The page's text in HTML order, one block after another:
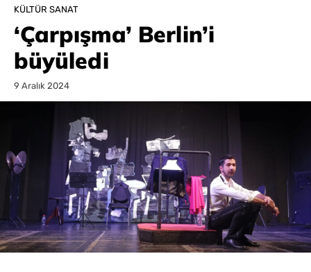
KÜLTÜR SANAT
‘Çarpışma’ Berlin’i
büyüledi
9 Aralık 2024